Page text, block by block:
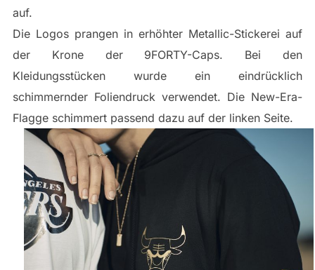
auf.
Die Logos prangen in erhöhter Metallic-Stickerei auf
der Krone der 9FORTY-Caps. Bei den
Kleidungsstücken wurde ein eindrücklich
schimmernder Foliendruck verwendet. Die New-Era-
Flagge schimmert passend dazu auf der linken Seite.